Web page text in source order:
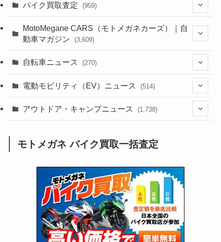
(44)
(640)
(118)
(60)
(31)
(51)
(34)
(5)
(12)
(252)
(38)
(24)
(16)
(25)
(24)
(47)
(249)
(64)
(16)
(62)
(4)
(6)
(306)
(6,964)
(2,474)
(249)
(1,226)
(12)
(131)
(38)
(131)
(167)
(85)
(21)
(171)
(98)
(274)
(66)
(16)
(141)
(255)
(204)
(1,143)
(166)
(23)
(33)
(34)
(415)
(16)
バイク買取査定 (959)
(352)
MotoMegane CARS（モトメガネカーズ）｜自
動車マガジン
(3,609)
(187)
(137)
(75)
(2,744)
(126)
(170)
自転車ニュース (270)
(54)
(211)
電動モビリティ（EV）ニュース (514)
(132)
(171)
(118)
(27)
アウトドア・キャンプニュース (1,738)
(1,605)
(147)
(13)
(19)
モトメガネ バイク買取一括査定